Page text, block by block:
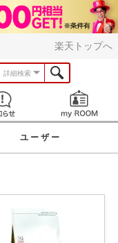
楽天トップへ
詳細検索
お知らせ
ユーザー